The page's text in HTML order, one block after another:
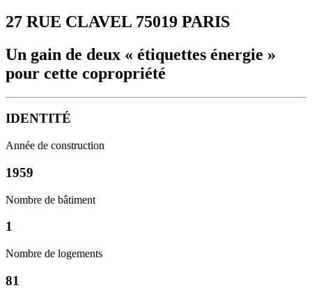
27 RUE CLAVEL 75019 PARIS
Un gain de deux « étiquettes énergie »
pour cette copropriété
IDENTITÉ
Année de construction
1959
Nombre de bâtiment
1
Nombre de logements
81